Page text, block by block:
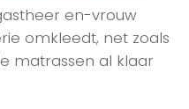
en-vrouw
omkleedt, net zoals
matrassen al klaar